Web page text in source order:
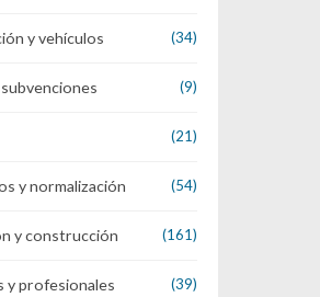
y vehículos (34)
(9)
(21)
y normalización (54)
y construcción (161)
y profesionales (39)